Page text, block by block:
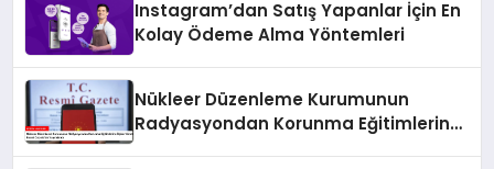
Instagram’dan Satış Yapanlar İçin En
Kolay Ödeme Alma Yöntemleri
Nükleer Düzenleme Kurumunun
Radyasyondan Korunma Eğitimlerine